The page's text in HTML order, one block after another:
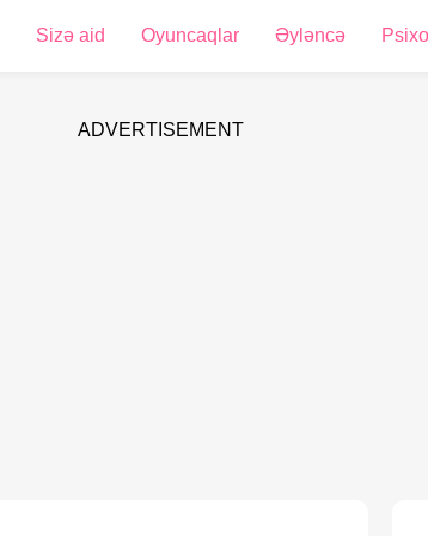
Sizə aid Oyuncaqlar Əyləncə
ADVERTISEMENT